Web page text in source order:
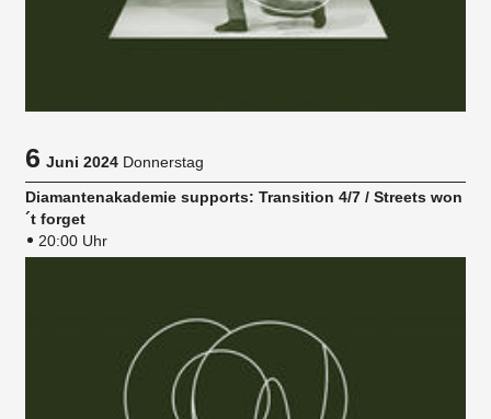
6Juni 2024 Donnerstag
Diamantenakademie supports: Transition 4/7 / Streets won
´t forget
20:00 Uhr